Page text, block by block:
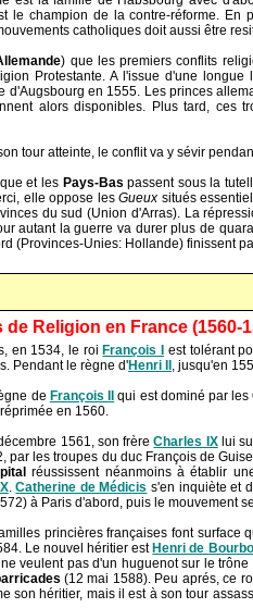
le champion de la contre-réforme.
catholiques doit aussi être
) que les premiers conflits
Protestante. A l'issue d'une
d'Augsbourg en 1555. Les princes
alors disponibles. Plus tard, ces
tour atteinte, le conflit va y sévir
et les Pays-Bas passent sous la
elle oppose lesGueux situés
du sud (Union d'Arras). La
autant la guerre va durer plus de
(Provinces-Unies: Hollande) finissent
de Religion en France (1560-
en 1534, le roi François I
est tolérant
Pendant le règne d'Henri II , jusqu'en
de François II qui est dominé par les
en 1560.
1561, son frèreCharles IXlui
par les troupes du duc François de
réussissent néanmoins à établir
.Catherine de Médicis s'en inquiète et
à Paris d'abord, puis le mouvement
princières françaises font surface
Le nouvel héritier est Henri de
veulent pas d'un huguenot sur le
(12 mai 1588). Peu aprés, ce
son héritier, mais il est à son tour